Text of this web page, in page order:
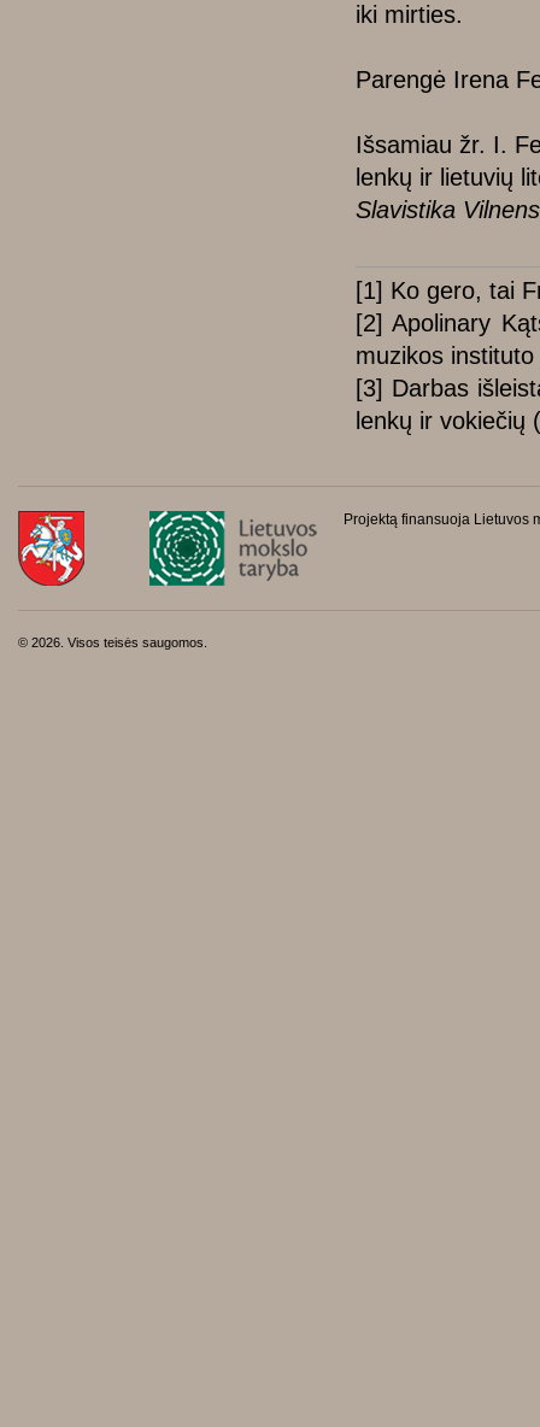
iki mirties.
Parengė Irena
Išsamiau žr. I.
lenkų ir lietuvių
Slavistika
[1] Ko gero, tai
[2] Apolinary
muzikos
[3] Darbas
lenkų ir vokiečių
Projektą finansuoja Lietuvos
© 2026. Visos teisės saugomos.